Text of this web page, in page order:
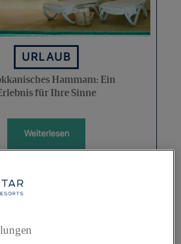
URLAUB
Hammam: Ein
für Ihre Sinne
Weiterlesen